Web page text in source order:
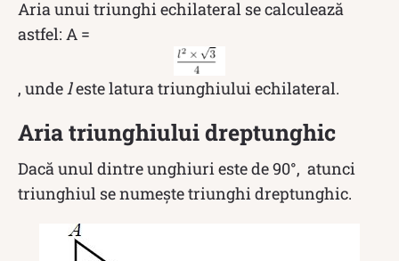
Aria unui triunghi echilateral se calculează
astfel: A =
, undeleste latura triunghiului echilateral.
Aria triunghiului dreptunghic
Dacă unul dintre unghiuri este de 90°, atunci
triunghiul se numește triunghi dreptunghic.